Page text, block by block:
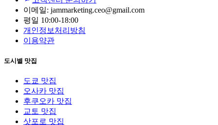
이메일: jammarketing.ceo@gmail.com
평일 10:00-18:00
개인정보처리방침
이용약관
도시별 맛집
도쿄 맛집
오사카 맛집
후쿠오카 맛집
교토 맛집
삿포로 맛집